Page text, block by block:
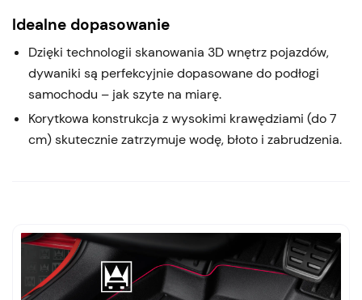
Idealne dopasowanie
Dzięki technologii skanowania 3D wnętrz pojazdów,
dywaniki są perfekcyjnie dopasowane do podłogi
samochodu – jak szyte na miarę.
Korytkowa konstrukcja z wysokimi krawędziami (do 7
cm) skutecznie zatrzymuje wodę, błoto i zabrudzenia.